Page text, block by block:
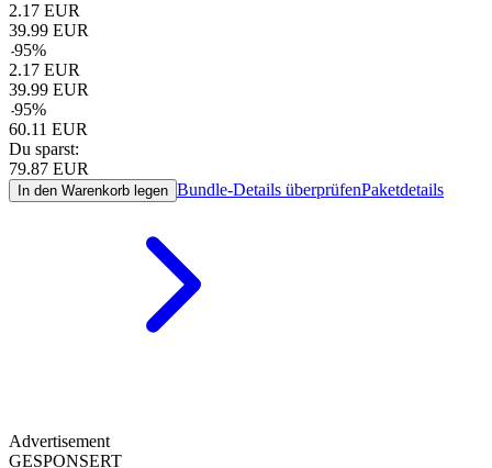
2.17 EUR
39.99 EUR
-95%
2.17 EUR
39.99 EUR
-95%
60.11 EUR
Du sparst:
79.87 EUR
In den Warenkorb legen Bundle-Details überprüfenPaketdetails
Advertisement
GESPONSERT